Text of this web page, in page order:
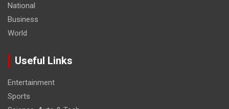
National
Business
World
Useful Links
Entertainment
Sports